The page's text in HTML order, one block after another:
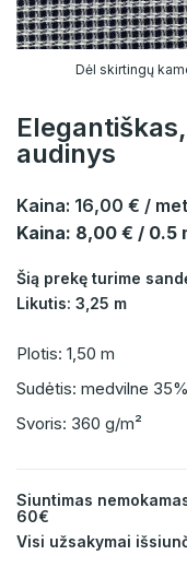
Dėl skirtingų
audinys
Kaina: 16,00 € /
Kaina: 8,00 € / 0.5
Šią prekę turime
Likutis: 3,25 m
Plotis: 1,50 m
Sudėtis: medvilne
Svoris: 360 g/m²
Siuntimas
60€
Visi užsakymai